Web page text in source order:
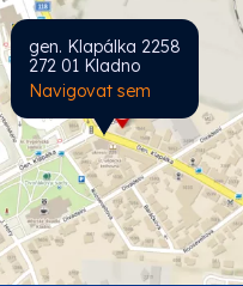
gen. Klapálka 2258
272 01 Kladno
Navigovat sem